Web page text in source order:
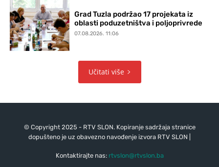
Grad Tuzla podržao 17 projekata iz
oblasti poduzetništva i poljoprivrede
07.08.2026. 11:06
Učitati više
© Copyright 2025 - RTV SLON. Kopiranje sadržaja stranice
dopušteno je uz obavezno navođenje izvora RTV SLON |
Kontaktirajte nas: rtvslon@rtvslon.ba